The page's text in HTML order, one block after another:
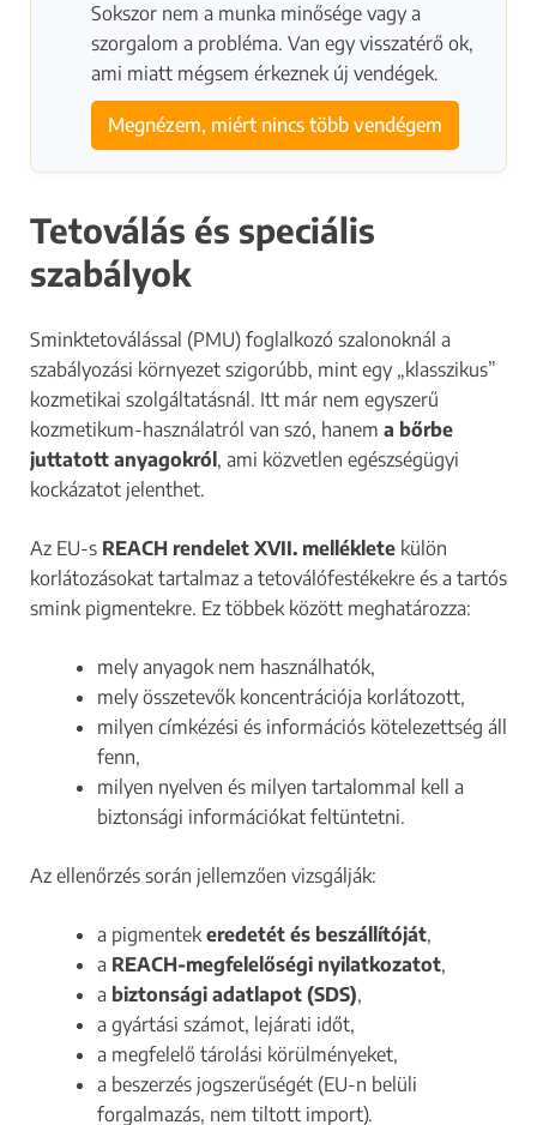
Sokszor nem a munka minősége vagy a
szorgalom a probléma. Van egy visszatérő ok,
ami miatt mégsem érkeznek új vendégek.
Megnézem, miért nincs több vendégem
Tetoválás és speciális
szabályok
Sminktetoválással (PMU) foglalkozó szalonoknál a
szabályozási környezet szigorúbb, mint egy „klasszikus”
kozmetikai szolgáltatásnál. Itt már nem egyszerű
kozmetikum-használatról van szó, hanem a bőrbe
juttatott anyagokról , ami közvetlen egészségügyi
kockázatot jelenthet.
Az EU-s REACH rendelet XVII. melléklete külön
korlátozásokat tartalmaz a tetoválófestékekre és a tartós
smink pigmentekre. Ez többek között meghatározza:
mely anyagok nem használhatók,
mely összetevők koncentrációja korlátozott,
milyen címkézési és információs kötelezettség áll
fenn,
milyen nyelven és milyen tartalommal kell a
biztonsági információkat feltüntetni.
Az ellenőrzés során jellemzően vizsgálják:
a pigmentekeredetét és beszállítóját,
a REACH-megfelelőségi nyilatkozatot,
a biztonsági adatlapot (SDS),
a gyártási számot, lejárati időt,
a megfelelő tárolási körülményeket,
a beszerzés jogszerűségét (EU-n belüli
forgalmazás, nem tiltott import).